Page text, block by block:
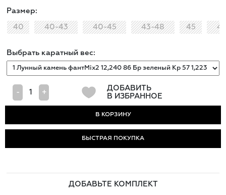
Размер:
40 40-43 40-45 43-48 45
Выбрать каратный вес:
- +
ДОБАВИТЬ
В ИЗБРАННОЕ
БЫСТРАЯ ПОКУПКА
ДОБАВЬТЕ КОМПЛЕКТ